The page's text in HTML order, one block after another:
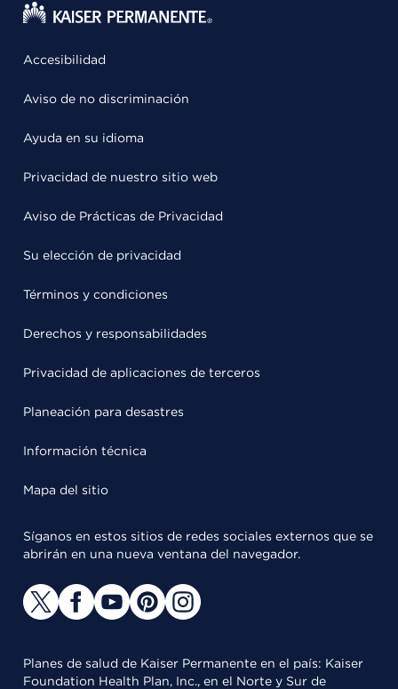
Accesibilidad
Aviso de no discriminación
Ayuda en su idioma
Privacidad de nuestro sitio web
Aviso de Prácticas de Privacidad
Su elección de privacidad
Términos y condiciones
Derechos y responsabilidades
Privacidad de aplicaciones de terceros
Planeación para desastres
Información técnica
Mapa del sitio
Síganos en estos sitios de redes sociales externos que se
abrirán en una nueva ventana del navegador.
Planes de salud de Kaiser Permanente en el país: Kaiser
Foundation Health Plan, Inc., en el Norte y Sur de